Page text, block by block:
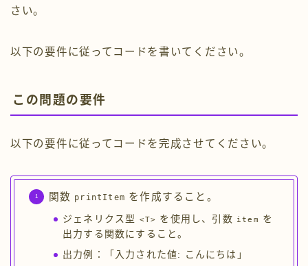
さい。
以下の要件に従ってコードを書いてください。
この問題の要件
以下の要件に従ってコードを完成させてください。
関数 printItem を作成すること。
ジェネリクス型 <T> を使用し、引数 item を
出力する関数にすること。
出力例：「入力された値: こんにちは」